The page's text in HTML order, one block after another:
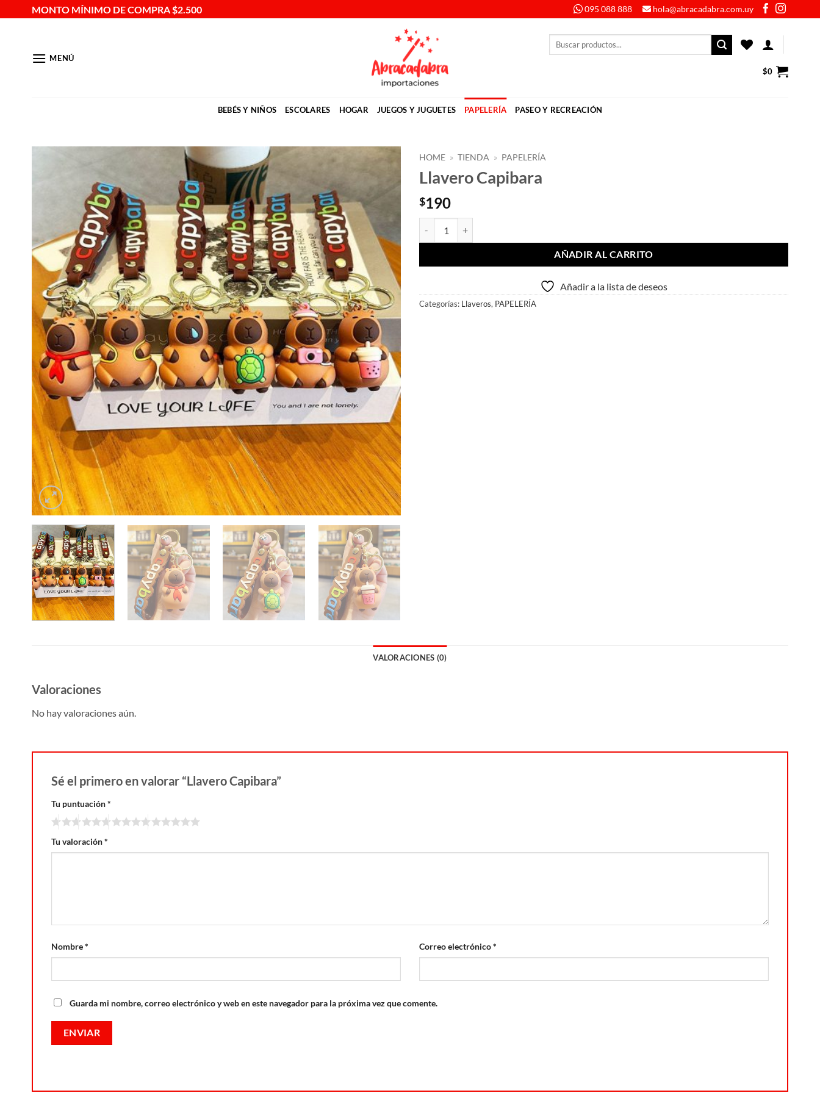
al
MONTO MÍNIMO DE COMPRA $2.500 095 088 888 hola@abracadabra.com.uy
MENÚ
Buscar
$0
BEBÉS Y NIÑOS ESCOLARES HOGAR JUEGOS Y JUGUETES PAPELERÍA PASEO Y RECREACIÓN
Añadir
deseos
HOME » TIENDA » PAPELERÍA
Llavero Capibara
$190
AÑADIR AL CARRITO
Añadir a la lista de deseos
Categorías: Llaveros, PAPELERÍA
VALORACIONES (0)
Valoraciones
No hay valoraciones aún.
Sé el primero en valorar “Llavero Capibara”
Tu puntuación*
Tu valoración*
Nombre* Correo electrónico*
Guarda mi nombre, correo electrónico y web en este navegador para la próxima vez que comente.